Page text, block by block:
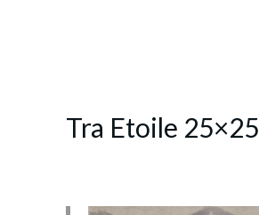
Tra Etoile 25×25